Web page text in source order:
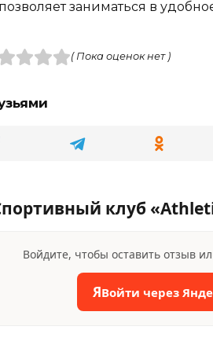
позволяет заниматься в
( Пока оценок нет )
клуб
Войдите, чтобы оставить отзыв
ЯВойти через